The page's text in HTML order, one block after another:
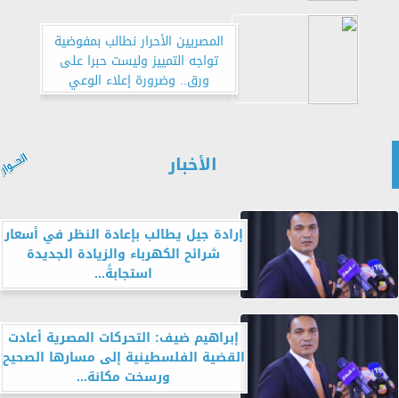
المصريين الأحرار نطالب بمفوضية
تواجه التمييز وليست حبرا على
ورق.. وضرورة إعلاء الوعي
الأخبار
إرادة جيل يطالب بإعادة النظر في أسعار
شرائح الكهرباء والزيادة الجديدة
استجابةً...
إبراهيم ضيف: التحركات المصرية أعادت
القضية الفلسطينية إلى مسارها الصحيح
ورسخت مكانة...